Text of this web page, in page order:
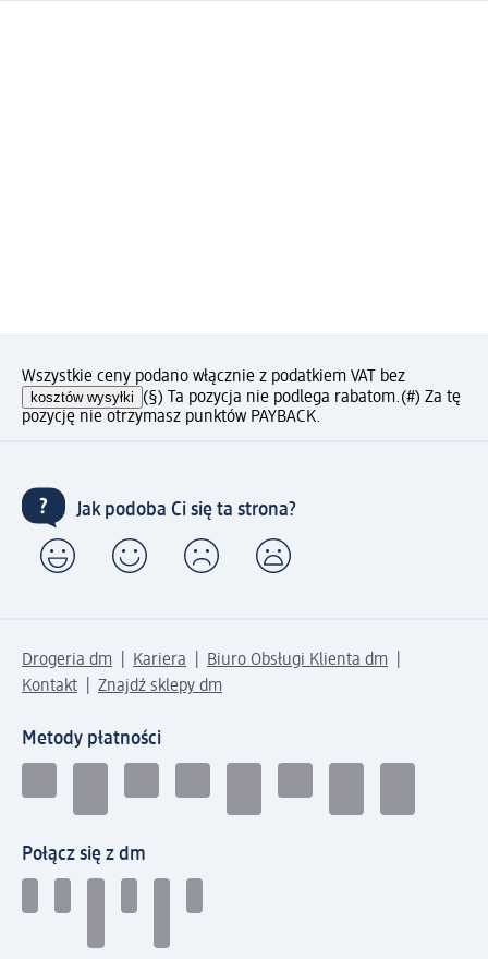
Wszystkie ceny podano włącznie z podatkiem VAT bez
kosztów wysyłki (§) Ta pozycja nie podlega rabatom.(#) Za tę
pozycję nie otrzymasz punktów PAYBACK.
Jak podoba Ci się ta strona?
Drogeria dm Kariera
Biuro Obsługi Klienta dm
Kontakt
Znajdź sklepy dm
Metody płatności
Połącz się z dm